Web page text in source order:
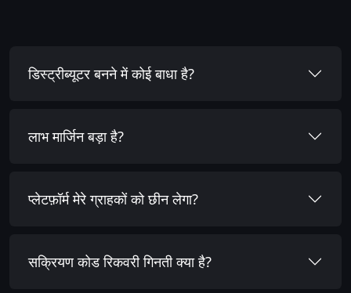
डिस्ट्रीब्यूटर बनने में कोई बाधा है?
लाभ मार्जिन बड़ा है?
प्लेटफ़ॉर्म मेरे ग्राहकों को छीन लेगा?
सक्रियण कोड रिकवरी गिनती क्या है?